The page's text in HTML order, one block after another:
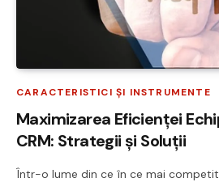
CARACTERISTICI ȘI INSTRUMENTE
Maximizarea Eficienței
CRM: Strategii și Soluții
Într-o lume din ce în ce mai